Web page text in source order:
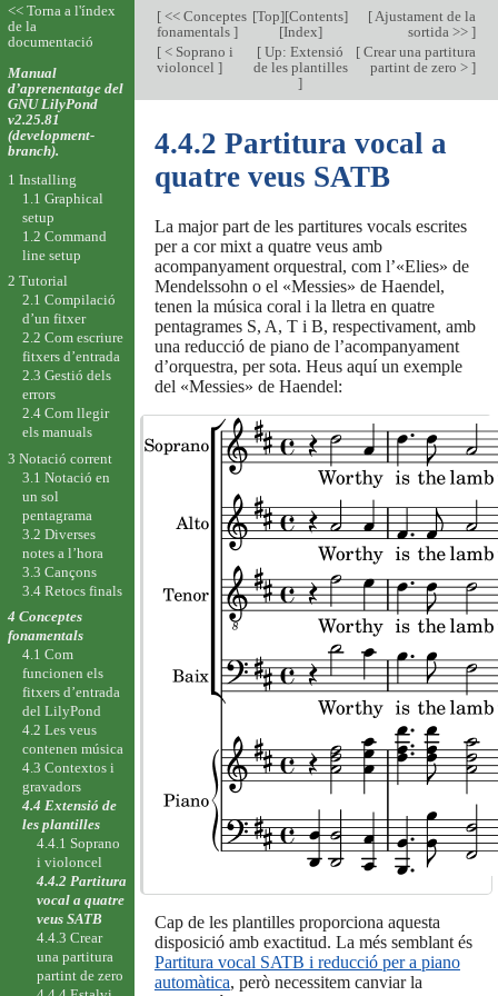
[<< Conceptes
fonamentals ]
[Top][Contents]
[Index]
[Ajustament de la
sortida >> ]
[< Soprano i
violoncel ]
[ Up: Extensió
de les plantilles
]
[Crear una partitura
partint de zero > ]
4.4.2 Partitura vocal a
quatre veus SATB
La major part de les partitures vocals escrites
per a cor mixt a quatre veus amb
acompanyament orquestral, com l’«Elies» de
Mendelssohn o el «Messies» de Haendel,
tenen la música coral i la lletra en quatre
pentagrames S, A, T i B, respectivament, amb
una reducció de piano de l’acompanyament
d’orquestra, per sota. Heus aquí un exemple
del «Messies» de Haendel:
Cap de les plantilles proporciona aquesta
disposició amb exactitud. La més semblant és
Partitura vocal SATB i reducció per a piano
automàtica, però necessitem canviar la
<< Torna a l'índex
de la
documentació
Manual
d’aprenentatge del
GNU LilyPond
v2.25.81
(development-
branch).
1 Installing
1.1 Graphical
setup
1.2 Command
line setup
2 Tutorial
2.1 Compilació
d’un fitxer
2.2 Com escriure
fitxers d’entrada
2.3 Gestió dels
errors
2.4 Com llegir
els manuals
3 Notació corrent
3.1 Notació en
un sol
pentagrama
3.2 Diverses
notes a l’hora
3.3 Cançons
3.4 Retocs finals
4 Conceptes
fonamentals
4.1 Com
funcionen els
fitxers d’entrada
del LilyPond
4.2 Les veus
contenen música
4.3 Contextos i
gravadors
4.4 Extensió de
les plantilles
4.4.1 Soprano
i violoncel
4.4.2 Partitura
vocal a quatre
veus SATB
4.4.3 Crear
una partitura
partint de zero